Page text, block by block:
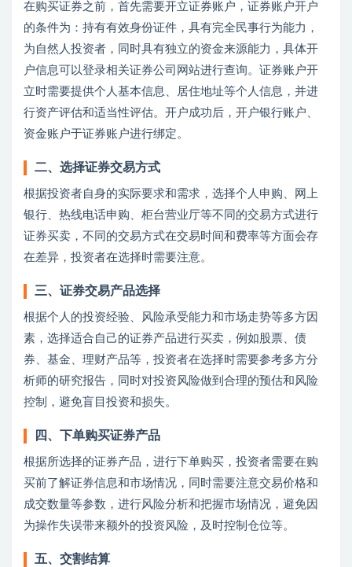
在购买证券之前，首先需要开立证券账户，证券账户开户
的条件为：持有有效身份证件，具有完全民事行为能力，
为自然人投资者，同时具有独立的资金来源能力，具体开
户信息可以登录相关证券公司网站进行查询。证券账户开
立时需要提供个人基本信息、居住地址等个人信息，并进
行资产评估和适当性评估。开户成功后，开户银行账户、
资金账户于证券账户进行绑定。
二、选择证券交易方式
根据投资者自身的实际要求和需求，选择个人申购、网上
银行、热线电话申购、柜台营业厅等不同的交易方式进行
证券买卖，不同的交易方式在交易时间和费率等方面会存
在差异，投资者在选择时需要注意。
三、证券交易产品选择
根据个人的投资经验、风险承受能力和市场走势等多方因
素，选择适合自己的证券产品进行买卖，例如股票、债
券、基金、理财产品等，投资者在选择时需要参考多方分
析师的研究报告，同时对投资风险做到合理的预估和风险
控制，避免盲目投资和损失。
四、下单购买证券产品
根据所选择的证券产品，进行下单购买，投资者需要在购
买前了解证券信息和市场情况，同时需要注意交易价格和
成交数量等参数，进行风险分析和把握市场情况，避免因
为操作失误带来额外的投资风险，及时控制仓位等。
五、交割结算